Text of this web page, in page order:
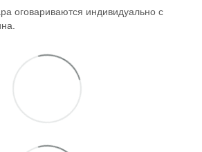
оговариваются индивидуально с